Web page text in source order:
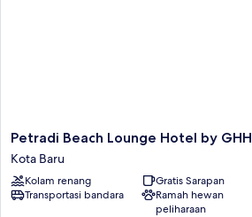
Petradi
Beach
Lounge
Hotel
by
Petradi Beach Lounge Hotel by GHH
Kota Baru
Kolam renang
Gratis Sarapan
Transportasi bandara
Ramah hewan
peliharaan